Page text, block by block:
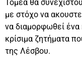
Τομέα θα
με στόχο να
να διαμορφωθεί ένα
κρίσιμα ζητήματα
της Λέσβου.